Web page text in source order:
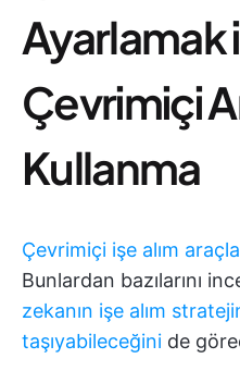
Ayarlamak
Çevrimiçi
Kullanma
Çevrimiçi işe alım
Bunlardan bazılarını
zekanın işe alım
taşıyabileceğini de